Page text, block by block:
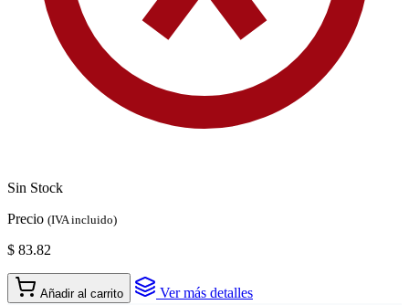
Sin Stock
Precio (IVA incluido)
$ 83.82
Añadir al carrito Ver más detalles